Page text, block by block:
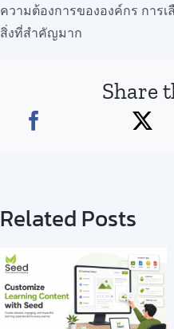
ความต้องการขององค์กร การ
สิ่งที่สำคัญมาก
Share
Related Posts